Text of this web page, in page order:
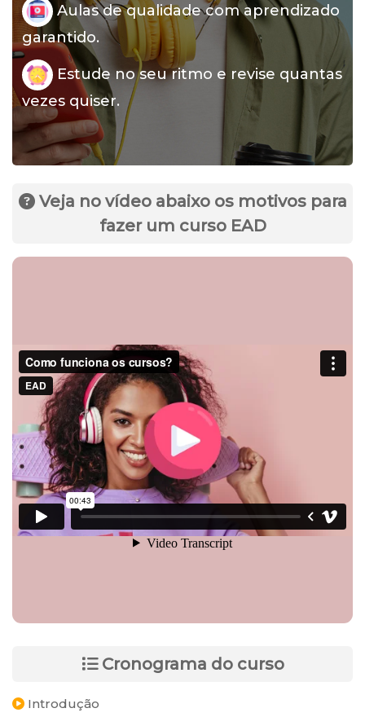
Aulas de qualidade com aprendizado
garantido.
Estude no seu ritmo e revise quantas
vezes quiser.
Veja no vídeo abaixo os motivos para
fazer um curso EAD
Cronograma do curso
Introdução